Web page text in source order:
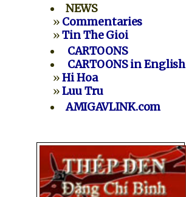
NEWS
» Commentaries
»Tin The Gioi
CARTOONS
CARTOONS in English
»Hi Hoa
»Luu Tru
AMIGAVLINK.com